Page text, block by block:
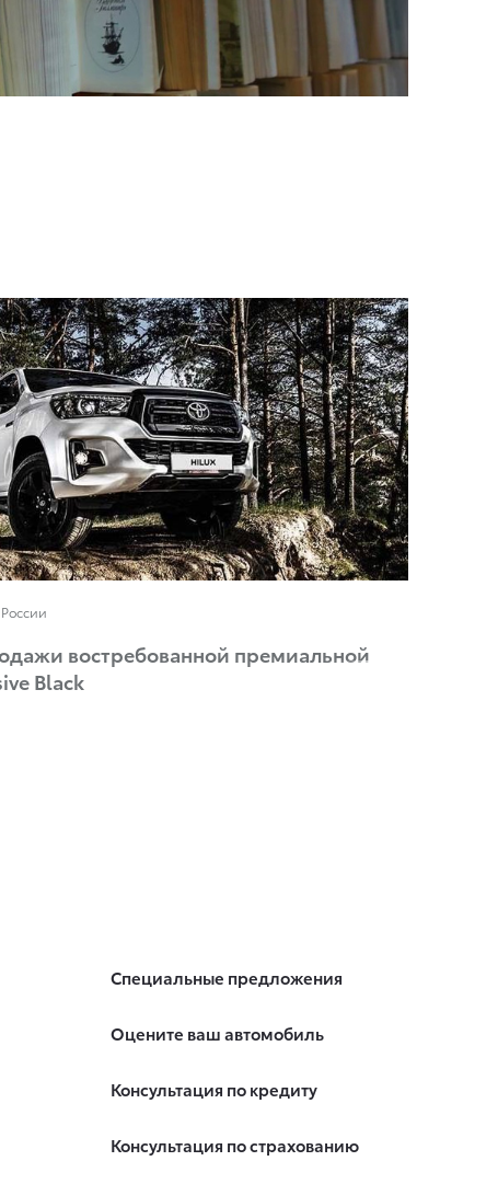
востребованной премиальной
Black
Специальные предложения
Оцените ваш автомобиль
Консультация по кредиту
Консультация по страхованию